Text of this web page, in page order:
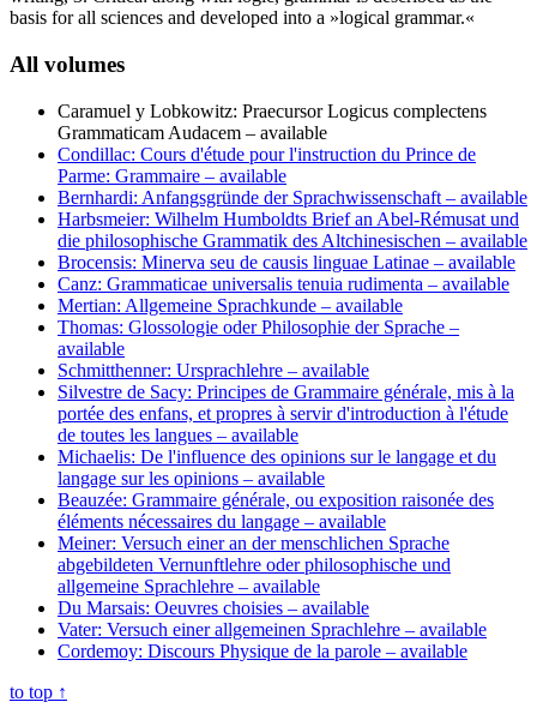
basis for all sciences and developed into a »logical grammar.«
All volumes
Caramuel y Lobkowitz: Praecursor Logicus complectens
Grammaticam Audacem – available
Condillac: Cours d'étude pour l'instruction du Prince de
Parme: Grammaire – available
Bernhardi: Anfangsgründe der Sprachwissenschaft – available
Harbsmeier: Wilhelm Humboldts Brief an Abel-Rémusat und
die philosophische Grammatik des Altchinesischen – available
Brocensis: Minerva seu de causis linguae Latinae – available
Canz: Grammaticae universalis tenuia rudimenta – available
Mertian: Allgemeine Sprachkunde – available
Thomas: Glossologie oder Philosophie der Sprache –
available
Schmitthenner: Ursprachlehre – available
Silvestre de Sacy: Principes de Grammaire générale, mis à la
portée des enfans, et propres à servir d'introduction à l'étude
de toutes les langues – available
Michaelis: De l'influence des opinions sur le langage et du
langage sur les opinions – available
Beauzée: Grammaire générale, ou exposition raisonée des
éléments nécessaires du langage – available
Meiner: Versuch einer an der menschlichen Sprache
abgebildeten Vernunftlehre oder philosophische und
allgemeine Sprachlehre – available
Du Marsais: Oeuvres choisies – available
Vater: Versuch einer allgemeinen Sprachlehre – available
Cordemoy: Discours Physique de la parole – available
to top ↑